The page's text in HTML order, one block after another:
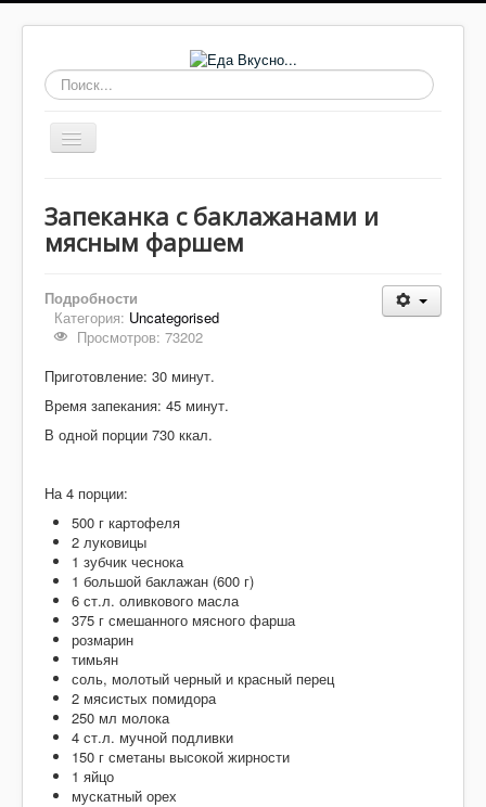
Искать...
Включить/
выключить
Выпечка
Соусы, заправки
Заготовки
Салаты
Домашнее
Закуски, бутерброды
Десерты
Напитки
Творог
Запеканка с баклажанами и
мясным фаршем
Подробности
Категория: Uncategorised
Просмотров: 73202
Приготовление: 30 минут.
Время запекания: 45 минут.
В одной порции 730 ккал.
На 4 порции:
500 г картофеля
2 луковицы
1 зубчик чеснока
1 большой баклажан (600 г)
6 ст.л. оливкового масла
375 г смешанного мясного фарша
розмарин
тимьян
соль, молотый черный и красный перец
2 мясистых помидора
250 мл молока
4 ст.л. мучной подливки
150 г сметаны высокой жирности
1 яйцо
мускатный орех